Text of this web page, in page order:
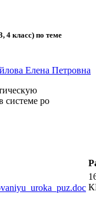
4 класс) по теме
Елена Петровна
системе ро